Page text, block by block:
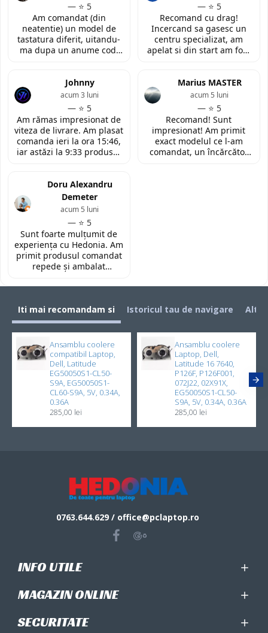
— ⭐ 5
Am comandat (din
neatentie) un model de
tastatura diferit, uitandu-
ma dupa un anume cod.
contactat in urma cererii
de retur si mi-au oferit
modelul potrivit de
tastatura pentru repararea
laptopului. Nu am ce
reprosa! Serviciu prompt si
de incredere!
— ⭐ 5
Recomand cu drag!
Incercand sa gasesc un
centru specializat, am
apelat si din start am fost
fata locului, am fost placut
impresionata de
amabilitatea si priceperea
personalului. Multumesc
tare mult pentru ajutorul
oferit!
Johnny
— ⭐ 5
acum 3 luni
Am rămas impresionat de
viteza de livrare. Am plasat
comanda ieri la ora 15:46,
iar astăzi la 9:33 produsul
exact conform descrierii,
ambalată corespunzător și
la un preț foarte
toată încrederea!
Marius MASTER
— ⭐ 5
acum 5 luni
Recomand! Sunt
impresionat! Am primit
exact modelul ce l-am
comandat, un încărcător
Doru Alexandru
Demeter
— ⭐ 5
acum 5 luni
Sunt foarte mulțumit de
experiența cu Hedonia. Am
primit produsul comandat
repede și ambalat
fost foarte bun față de alte
Iti mai recomandam si
Istoricul tau de navigare Alti
Ansamblu coolere
compatibil Laptop,
Dell, Latitude
EG50050S1-CL50-
S9A, EG50050S1-
CL60-S9A, 5V, 0.34A,
0.36A
285,00 lei
Ansamblu coolere
Laptop, Dell,
Latitude 16 7640,
P126F, P126F001,
072J22, 02X91X,
EG50050S1-CL50-
S9A, 5V, 0.34A, 0.36A
285,00 lei
0763.644.629 / office@pclaptop.ro
INFO UTILE
MAGAZIN ONLINE
SECURITATE